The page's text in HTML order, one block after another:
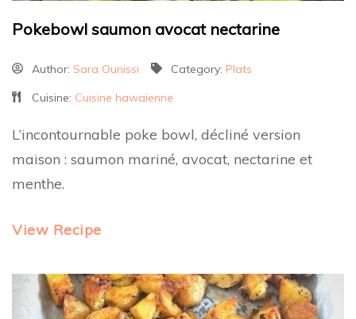
Pokebowl saumon avocat nectarine
Author: Sara Ounissi Category: Plats
Cuisine: Cuisine hawaïenne
L’incontournable poke bowl, décliné version
maison : saumon mariné, avocat, nectarine et
menthe.
View Recipe